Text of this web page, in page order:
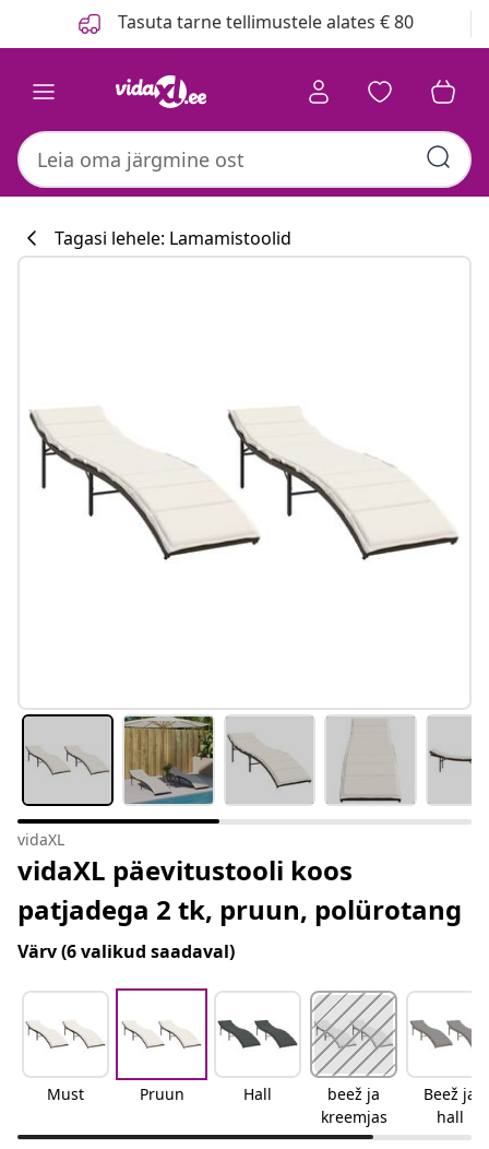
Tasuta tarne tellimustele alates € 80
#sharemevidaxl
Tagasi lehele: Lamamistoolid
vidaXL
vidaXL päevitustooli koos
patjadega 2 tk, pruun, polürotang
Värv(6 valikud saadaval)
Must Pruun Hall
beež ja
kreemjas
Beež ja
hall